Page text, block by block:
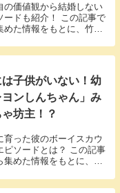
の価値観から結婚しない
ードも紹介！ この記事で
た情報をもとに、竹野
子供がいない！幼
ンしんちゃん」み
坊主！？
った彼のボーイスカウ
ピソードとは？ この記事
めた情報をもとに、坂